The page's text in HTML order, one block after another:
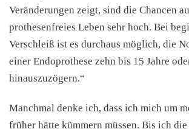
Veränderungen zeigt, sind die Chancen
prothesenfreies Leben sehr hoch. Bei
Verschleiß ist es durchaus möglich, die
einer Endoprothese zehn bis 15 Jahre
hinauszuzögern.“
Manchmal denke ich, dass ich mich um
früher hätte kümmern müssen. Bis ich